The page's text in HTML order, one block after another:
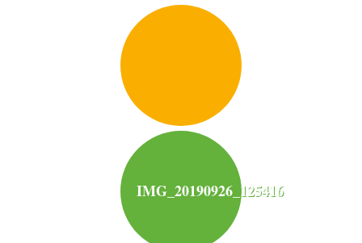
IMG_20190926_125416